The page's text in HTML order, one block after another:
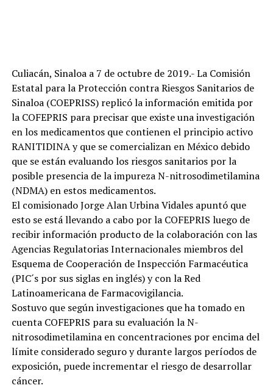
Culiacán, Sinaloa a 7 de octubre de 2019.- La Comisión
Estatal para la Protección contra Riesgos Sanitarios de
Sinaloa (COEPRISS) replicó la información emitida por
la COFEPRIS para precisar que existe una investigación
en los medicamentos que contienen el principio activo
RANITIDINA y que se comercializan en México debido
que se están evaluando los riesgos sanitarios por la
posible presencia de la impureza N-nitrosodimetilamina
(NDMA) en estos medicamentos.
El comisionado Jorge Alan Urbina Vidales apuntó que
esto se está llevando a cabo por la COFEPRIS luego de
recibir información producto de la colaboración con las
Agencias Regulatorias Internacionales miembros del
Esquema de Cooperación de Inspección Farmacéutica
(PIC´s por sus siglas en inglés) y con la Red
Latinoamericana de Farmacovigilancia.
Sostuvo que según investigaciones que ha tomado en
cuenta COFEPRIS para su evaluación la N-
nitrosodimetilamina en concentraciones por encima del
límite considerado seguro y durante largos períodos de
exposición, puede incrementar el riesgo de desarrollar
cáncer.